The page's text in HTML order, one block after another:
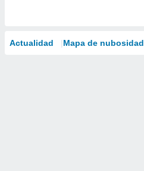
Actualidad Mapa de nubosidad